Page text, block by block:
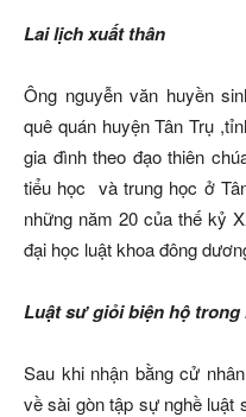
Lai lịch xuất thân
Ông nguyễn văn huyền
quê quán huyện Tân Trụ
gia đình theo đạo thiên
tiểu học và trung học ở
những năm 20 của thế kỷ
đại học luật khoa đông
Luật sư giỏi biện hộ
Sau khi nhận bằng cử
về sài gòn tập sự nghề luật